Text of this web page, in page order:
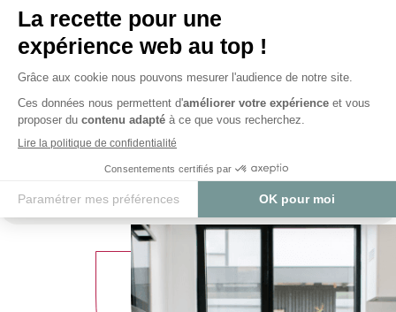
envies
Racontez-nous votre projet
& notre équipe d’experts
s’occupe du reste